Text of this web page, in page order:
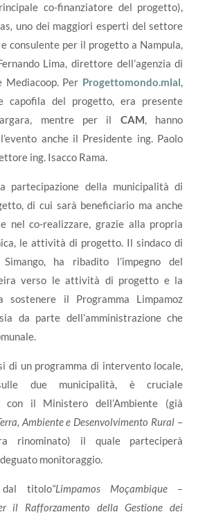
co-finanziatore del progetto),
, uno dei maggiori esperti del settore
consulente per il progetto a Nampula,
Lima,direttore dell’agenzia di
Mediacoop. Per Progettomondo.mlal,
capofila del progetto, era presente
mentre per il CAM, hanno
anche il Presidente ing. Paolo
ing. Isacco Rama.
partecipazione della municipalità di
di cui sarà beneficiario ma anche
nel co-realizzare, grazie alla propria
le attività di progetto. Il sindaco di
ha ribadito l’impegno del
verso le attività di progetto e la
sostenere il Programma Limpamoz
da parte dell’amministrazione che
di un programma di intervento locale,
due municipalità, è cruciale
con il Ministero dell’Ambiente (già
Ambiente e Desenvolvimento Rural –
rinominato) il quale parteciperà
monitoraggio.
titolo“Limpamos Moçambique –
il Rafforzamento della Gestione dei